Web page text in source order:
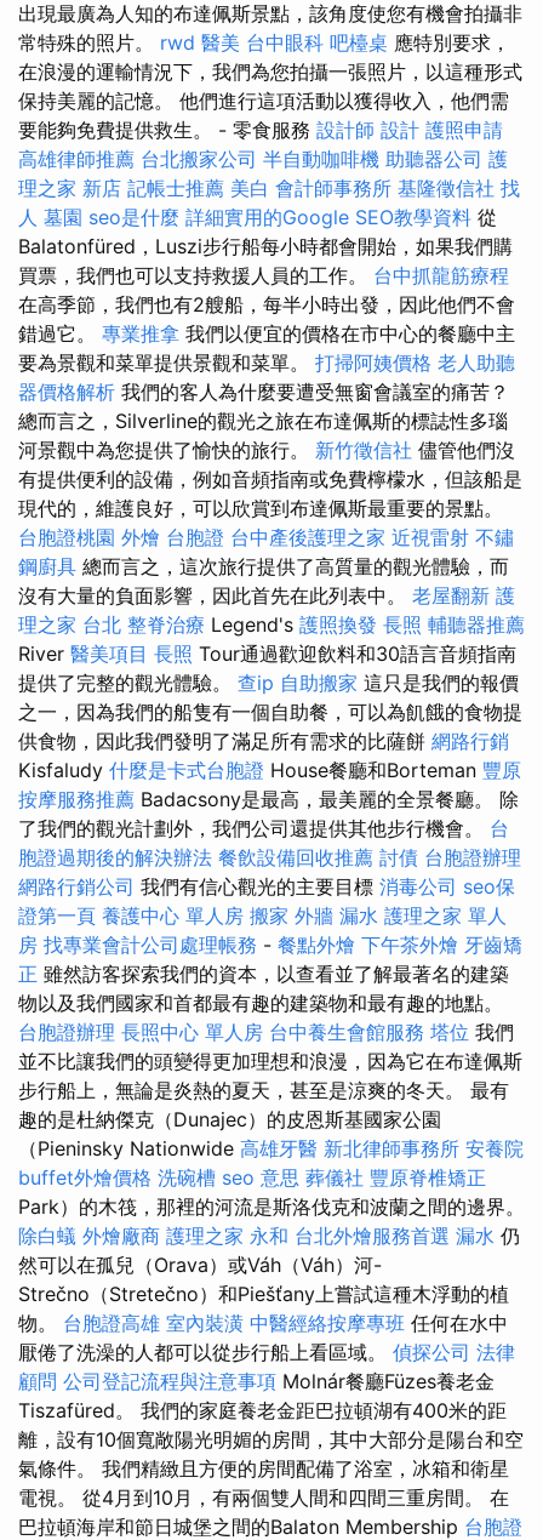
出現最廣為人知的布達佩斯景點，該角度使您有機會拍攝非
常特殊的照片。 rwd 醫美 台中眼科 吧檯桌 應特別要求，
在浪漫的運輸情況下，我們為您拍攝一張照片，以這種形式
保持美麗的記憶。 他們進行這項活動以獲得收入，他們需
要能夠免費提供救生。 - 零食服務 設計師 設計 護照申請
高雄律師推薦 台北搬家公司 半自動咖啡機 助聽器公司 護
理之家 新店 記帳士推薦 美白 會計師事務所 基隆徵信社 找
人 墓園 seo是什麼 詳細實用的Google SEO教學資料 從
Balatonfüred，Luszi步行船每小時都會開始，如果我們購
買票，我們也可以支持救援人員的工作。 台中抓龍筋療程
在高季節，我們也有2艘船，每半小時出發，因此他們不會
錯過它。 專業推拿 我們以便宜的價格在市中心的餐廳中主
要為景觀和菜單提供景觀和菜單。 打掃阿姨價格 老人助聽
器價格解析 我們的客人為什麼要遭受無窗會議室的痛苦？
總而言之，Silverline的觀光之旅在布達佩斯的標誌性多瑙
河景觀中為您提供了愉快的旅行。 新竹徵信社 儘管他們沒
有提供便利的設備，例如音頻指南或免費檸檬水，但該船是
現代的，維護良好，可以欣賞到布達佩斯最重要的景點。
台胞證桃園 外燴 台胞證 台中產後護理之家 近視雷射 不鏽
鋼廚具 總而言之，這次旅行提供了高質量的觀光體驗，而
沒有大量的負面影響，因此首先在此列表中。 老屋翻新 護
理之家 台北 整脊治療 Legend's 護照換發 長照 輔聽器推薦
River 醫美項目 長照 Tour通過歡迎飲料和30語言音頻指南
提供了完整的觀光體驗。 查ip 自助搬家 這只是我們的報價
之一，因為我們的船隻有一個自助餐，可以為飢餓的食物提
供食物，因此我們發明了滿足所有需求的比薩餅 網路行銷
Kisfaludy 什麼是卡式台胞證 House餐廳和Borteman 豐原
按摩服務推薦 Badacsony是最高，最美麗的全景餐廳。 除
了我們的觀光計劃外，我們公司還提供其他步行機會。 台
胞證過期後的解決辦法 餐飲設備回收推薦 討債 台胞證辦理
網路行銷公司 我們有信心觀光的主要目標 消毒公司 seo保
證第一頁 養護中心 單人房 搬家 外牆 漏水 護理之家 單人
房 找專業會計公司處理帳務 - 餐點外燴 下午茶外燴 牙齒矯
正 雖然訪客探索我們的資本，以查看並了解最著名的建築
物以及我們國家和首都最有趣的建築物和最有趣的地點。
台胞證辦理 長照中心 單人房 台中養生會館服務 塔位 我們
並不比讓我們的頭變得更加理想和浪漫，因為它在布達佩斯
步行船上，無論是炎熱的夏天，甚至是涼爽的冬天。 最有
趣的是杜納傑克（Dunajec）的皮恩斯基國家公園
（Pieninsky Nationwide 高雄牙醫 新北律師事務所 安養院
buffet外燴價格 洗碗槽 seo 意思 葬儀社 豐原脊椎矯正
Park）的木筏，那裡的河流是斯洛伐克和波蘭之間的邊界。
除白蟻 外燴廠商 護理之家 永和 台北外燴服務首選 漏水 仍
然可以在孤兒（Orava）或Váh（Váh）河-
Strečno（Stretečno）和Piešťany上嘗試這種木浮動的植
物。 台胞證高雄 室內裝潢 中醫經絡按摩專班 任何在水中
厭倦了洗澡的人都可以從步行船上看區域。 偵探公司 法律
顧問 公司登記流程與注意事項 Molnár餐廳Füzes養老金
Tiszafüred。 我們的家庭養老金距巴拉頓湖有400米的距
離，設有10個寬敞陽光明媚的房間，其中大部分是陽台和空
氣條件。 我們精緻且方便的房間配備了浴室，冰箱和衛星
電視。 從4月到10月，有兩個雙人間和四間三重房間。 在
巴拉頓海岸和節日城堡之間的Balaton Membership 台胞證